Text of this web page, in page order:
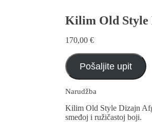
Kilim Old Style
170,00 €
Pošaljite upit
Narudžba
Kilim Old Style Dizajn
smeđoj i ružičastoj boji.